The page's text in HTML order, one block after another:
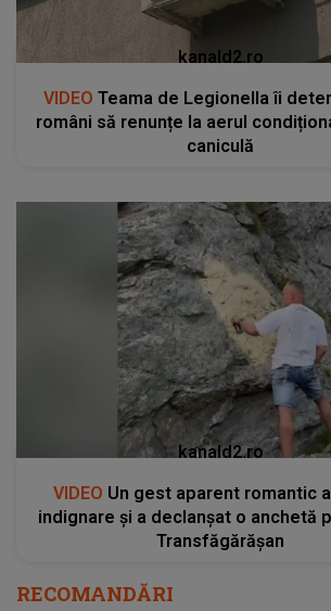
kanald2.ro
VIDEO Teama de Legionella îi
români să renunțe la aerul
caniculă
kanald2.ro
VIDEO Un gest aparent romantic
indignare și a declanșat o anchetă
Transfăgărășan
RECOMANDĂRI